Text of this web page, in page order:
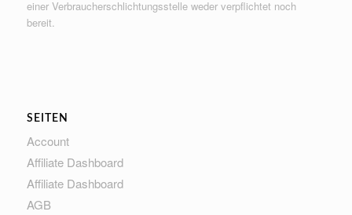
einer Verbraucherschlichtungsstelle weder verpflichtet noch
bereit.
SEITEN
Account
Affiliate Dashboard
Affiliate Dashboard
AGB